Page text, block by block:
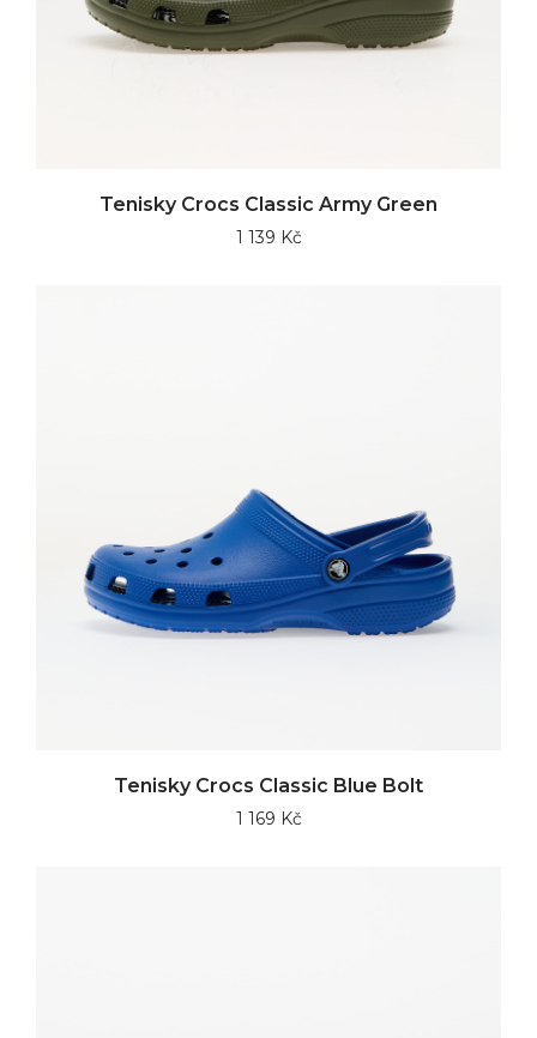
Tenisky Crocs Classic Army Green
1 139 Kč
Tenisky Crocs Classic Blue Bolt
1 169 Kč